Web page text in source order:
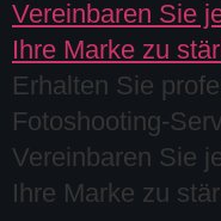
Erhalten Sie
Fotoshooting-
Vereinbaren Sie
Ihre Marke zu